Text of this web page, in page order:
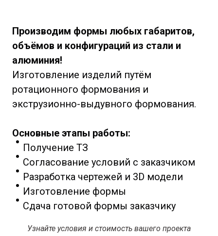
Производим формы любых габаритов,
объёмов и конфигураций из стали и
алюминия!
Изготовление изделий путём
ротационного формования и
экструзионно-выдувного формования.
Основные этапы работы:
Получение ТЗ
Согласование условий с заказчиком
Разработка чертежей и 3D модели
Изготовление формы
Сдача готовой формы заказчику
Узнайте условия и стоимость вашего проекта